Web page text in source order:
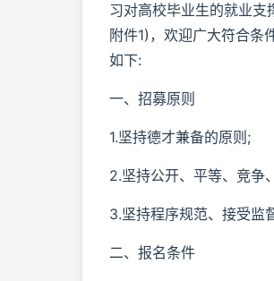
习对高校毕业生的就业支
附件1)，欢迎广大符合条
如下:
一、招募原则
1.坚持德才兼备的原则;
2.坚持公开、平等、竞争
3.坚持程序规范、接受监
二、报名条件